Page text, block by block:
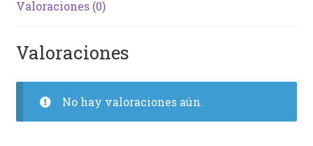
Valoraciones (0)
Valoraciones
No hay valoraciones aún.